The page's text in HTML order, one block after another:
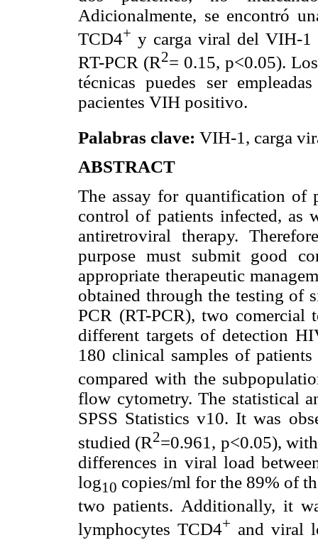
Adicionalmente, se encontró
TCD4+ y carga viral del VIH-1
RT-PCR (R2= 0.15, p<0.05).
técnicas puedes ser
pacientes VIH positivo.
Palabras clave: VIH-1, carga
ABSTRACT
The assay for quantification of
control of patients infected, as
antiretroviral therapy.
purpose must submit good
appropriate therapeutic
obtained through the testing of
PCR (RT-PCR), two
different targets of detection
180 clinical samples of
compared with the
flow cytometry. The statistical
SPSS Statistics v10. It was
studied (R2=0.961, p<0.05),
differences in viral load
log10 copies/ml for the 89% of
two patients. Additionally, it
lymphocytes TCD4+ and viral